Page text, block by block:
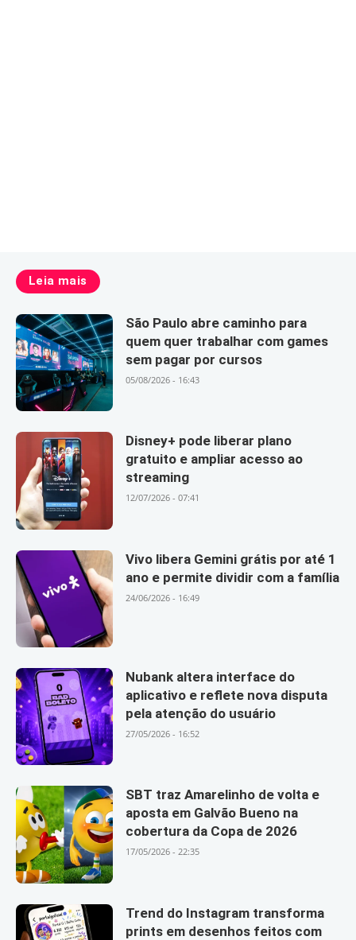
Leia mais
São Paulo abre caminho para
quem quer trabalhar com games
sem pagar por cursos
05/08/2026 - 16:43
Disney+ pode liberar plano
gratuito e ampliar acesso ao
streaming
12/07/2026 - 07:41
Vivo libera Gemini grátis por até 1
ano e permite dividir com a família
24/06/2026 - 16:49
Nubank altera interface do
aplicativo e reflete nova disputa
pela atenção do usuário
27/05/2026 - 16:52
SBT traz Amarelinho de volta e
aposta em Galvão Bueno na
cobertura da Copa de 2026
17/05/2026 - 22:35
Trend do Instagram transforma
prints em desenhos feitos com